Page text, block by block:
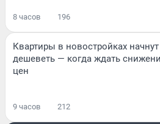
8 часов 196
Квартиры в новостройках начнут
дешеветь — когда ждать
цен
9 часов 212